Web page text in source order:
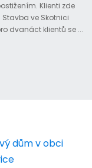
Klienti zde
ve Skotnici
dvanáct klientů se ...